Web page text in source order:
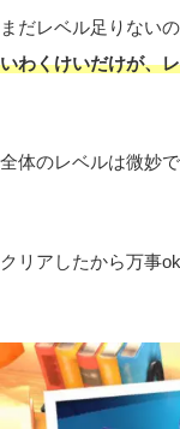
まだレベル足りない
いわくけいだけが、
全体のレベルは微妙
クリアしたから万事